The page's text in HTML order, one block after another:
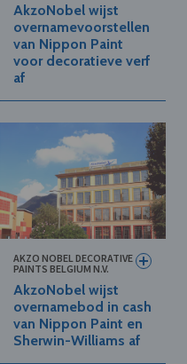
AkzoNobel wijst
overnamevoorstellen
van Nippon Paint
voor decoratieve verf
af
AKZO NOBEL DECORATIVE
PAINTS BELGIUM N.V.
AkzoNobel wijst
overnamebod in cash
van Nippon Paint en
Sherwin-Williams af